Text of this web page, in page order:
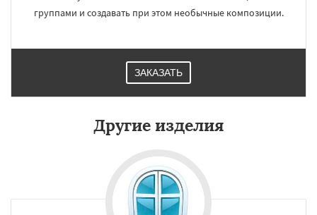
группами и создавать при этом необычные композиции.
ЗАКАЗАТЬ
Другие изделия